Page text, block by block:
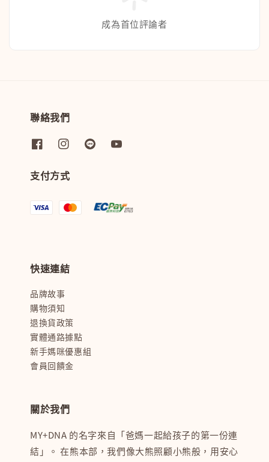
成為首位評論者
聯絡我們
支付方式
快速連結
品牌故事
購物須知
退換貨政策
實體通路據點
新手媽咪優惠組
會員回饋金
關於我們
MY+DNA 的名字來自「爸媽一起給孩子的第一份連
結」。 在熊本部，我們像大熊照顧小熊般，用安心